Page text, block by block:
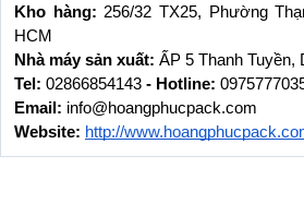
Kho hàng: 256/32 TX25, Phường
HCM
Nhà máy sản xuất: ẤP 5 Thanh Tuyền,
Tel: 02866854143 - Hotline:
Email: info@hoangphucpack.com
Website: http://